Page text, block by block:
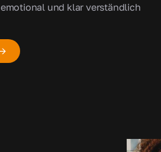
und klar verständlich